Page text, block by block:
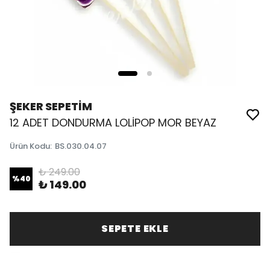
ŞEKER SEPETİM
12 ADET DONDURMA LOLİPOP MOR BEYAZ
Ürün Kodu: BS.030.04.07
%40 ₺ 249.00
₺ 149.00
SEPETE EKLE